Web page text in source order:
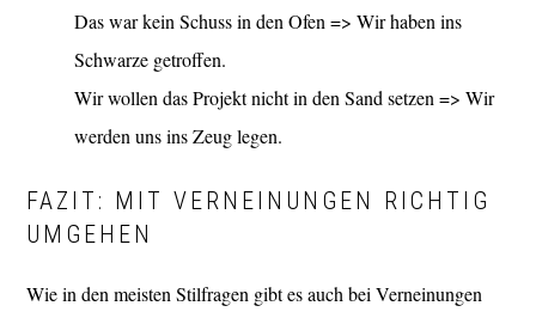
Das war kein Schuss in den Ofen => Wir haben ins
Schwarze getroffen.
Wir wollen das Projekt nicht in den Sand setzen => Wir
werden uns ins Zeug legen.
FAZIT: MIT VERNEINUNGEN RICHTIG
UMGEHEN
Wie in den meisten Stilfragen gibt es auch bei Verneinungen